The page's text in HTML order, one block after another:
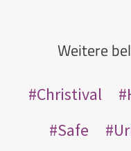
Weitere
Christival
Safe